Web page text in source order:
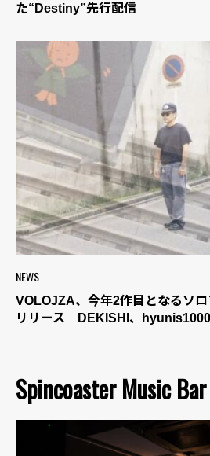
た“Destiny”先行配信
NEWS
VOLOJZA、今年2作目となるソロ
リリース DEKISHI、
Spincoaster Music